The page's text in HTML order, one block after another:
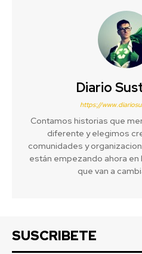
Diario
https://
Contamos historias que
diferente y elegimos
comunidades y
están empezando ahora en
que van a
SUSCRIBETE